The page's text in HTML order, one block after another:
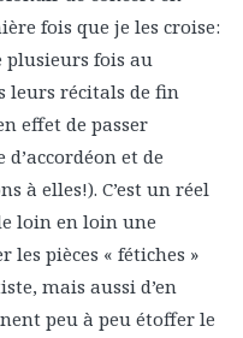
fois que je les croise:
plusieurs fois au
leurs récitals de fin
effet de passer
et de
à elles!). C’est un réel
loin en loin une
pièces « fétiches »
mais aussi d’en
peu à peu étoffer le